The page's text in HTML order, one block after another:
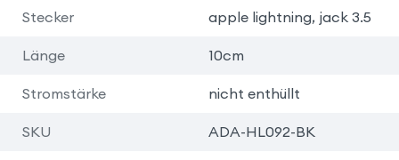
Stecker apple lightning, jack 3.5
Länge 10cm
Stromstärke nicht enthüllt
SKU ADA-HL092-BK